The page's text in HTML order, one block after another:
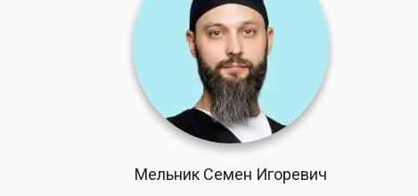
Мельник Семен Игоревич